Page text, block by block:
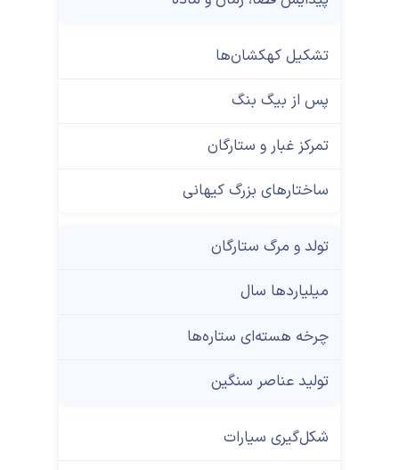
تشکیل کهکشان‌ها
پس از بیگ بنگ
تمرکز غبار و ستارگان
ساختارهای بزرگ کیهانی
تولد و مرگ ستارگان
میلیاردها سال
چرخه هسته‌ای ستاره‌ها
تولید عناصر سنگین
شکل‌گیری سیارات